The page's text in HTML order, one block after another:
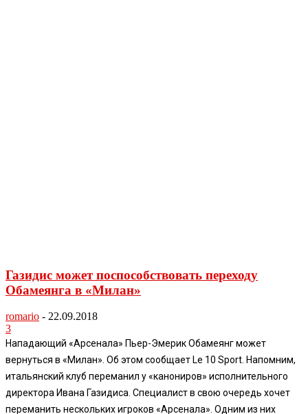
Газидис может поспособствовать переходу
Обамеянга в «Милан»
romario - 22.09.2018
3
Нападающий «Арсенала» Пьер-Эмерик Обамеянг может
вернуться в «Милан». Об этом сообщает Le 10 Sport. Напомним,
итальянский клуб переманил у «канониров» исполнительного
директора Ивана Газидиса. Специалист в свою очередь хочет
переманить нескольких игроков «Арсенала». Одним из них